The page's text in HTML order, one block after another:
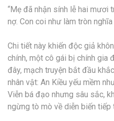
“Mẹ đã nhận sính lễ hai mươi
nợ. Con coi như làm tròn nghĩa
Chi tiết này khiến độc giả
chính, một cô gái bị chính gia
đây, mạch truyện bắt đầu
nhân vật: An Kiều yếu mềm
Viễn bá đạo nhưng sâu sắc,
ngừng tò mò về diễn biến tiếp